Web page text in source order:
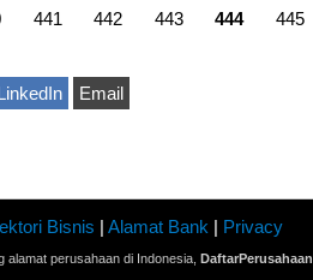
441 442 443 444 445
Email
Bisnis | Alamat Bank | Privacy
alamat perusahaan di Indonesia, DaftarPerusahaan